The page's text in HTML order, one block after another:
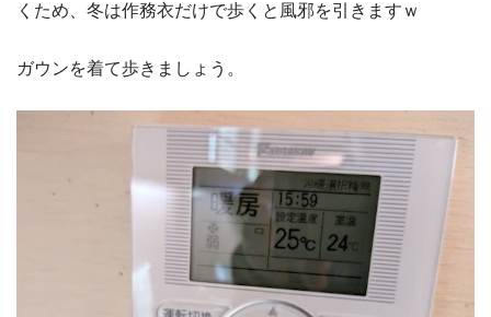
くため、冬は作務衣だけで歩くと風邪を引きますｗ
ガウンを着て歩きましょう。